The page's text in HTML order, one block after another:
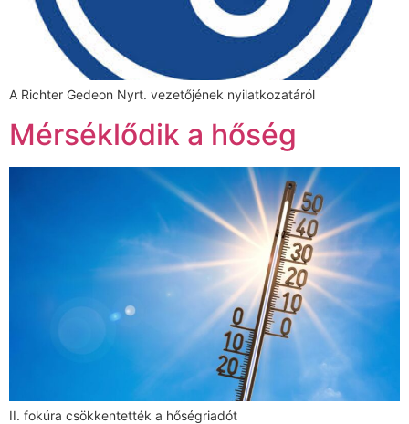
A Richter Gedeon Nyrt. vezetőjének nyilatkozatáról
Mérséklődik a hőség
II. fokúra csökkentették a hőségriadót